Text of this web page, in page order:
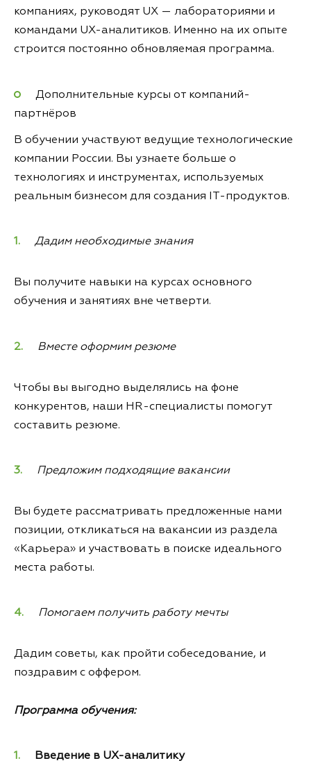
компаниях, руководят UX — лабораториями и
командами UX-аналитиков. Именно на их опыте
строится постоянно обновляемая программа.
Дополнительные курсы от компаний-
партнёров
В обучении участвуют ведущие технологические
компании России. Вы узнаете больше о
технологиях и инструментах, используемых
реальным бизнесом для создания IT-продуктов.
Дадим необходимые знания
Вы получите навыки на курсах основного
обучения и занятиях вне четверти.
Вместе оформим резюме
Чтобы вы выгодно выделялись на фоне
конкурентов, наши HR-специалисты помогут
составить резюме.
Предложим подходящие вакансии
Вы будете рассматривать предложенные нами
позиции, откликаться на вакансии из раздела
«Карьера» и участвовать в поиске идеального
места работы.
Помогаем получить работу мечты
Дадим советы, как пройти собеседование, и
поздравим с оффером.
Программа обучения:
Введение в UX-аналитику